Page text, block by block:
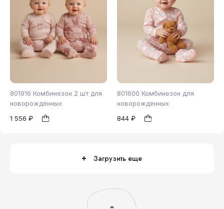
801916 Комбинезон 2 шт для
новорождённых
1 556 ₽
62 74
801600 Комбинезон для
новорождённых
844 ₽
62 68
Загрузить еще